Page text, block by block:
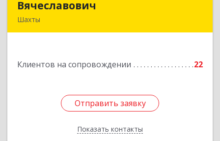
Вячеславович
Шахты
Клиентов на сопровождении 22
Отправить заявку
Показать контакты
Отправить заявку
Назад